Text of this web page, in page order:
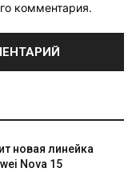
комментария.
новая линейка
Nova 15